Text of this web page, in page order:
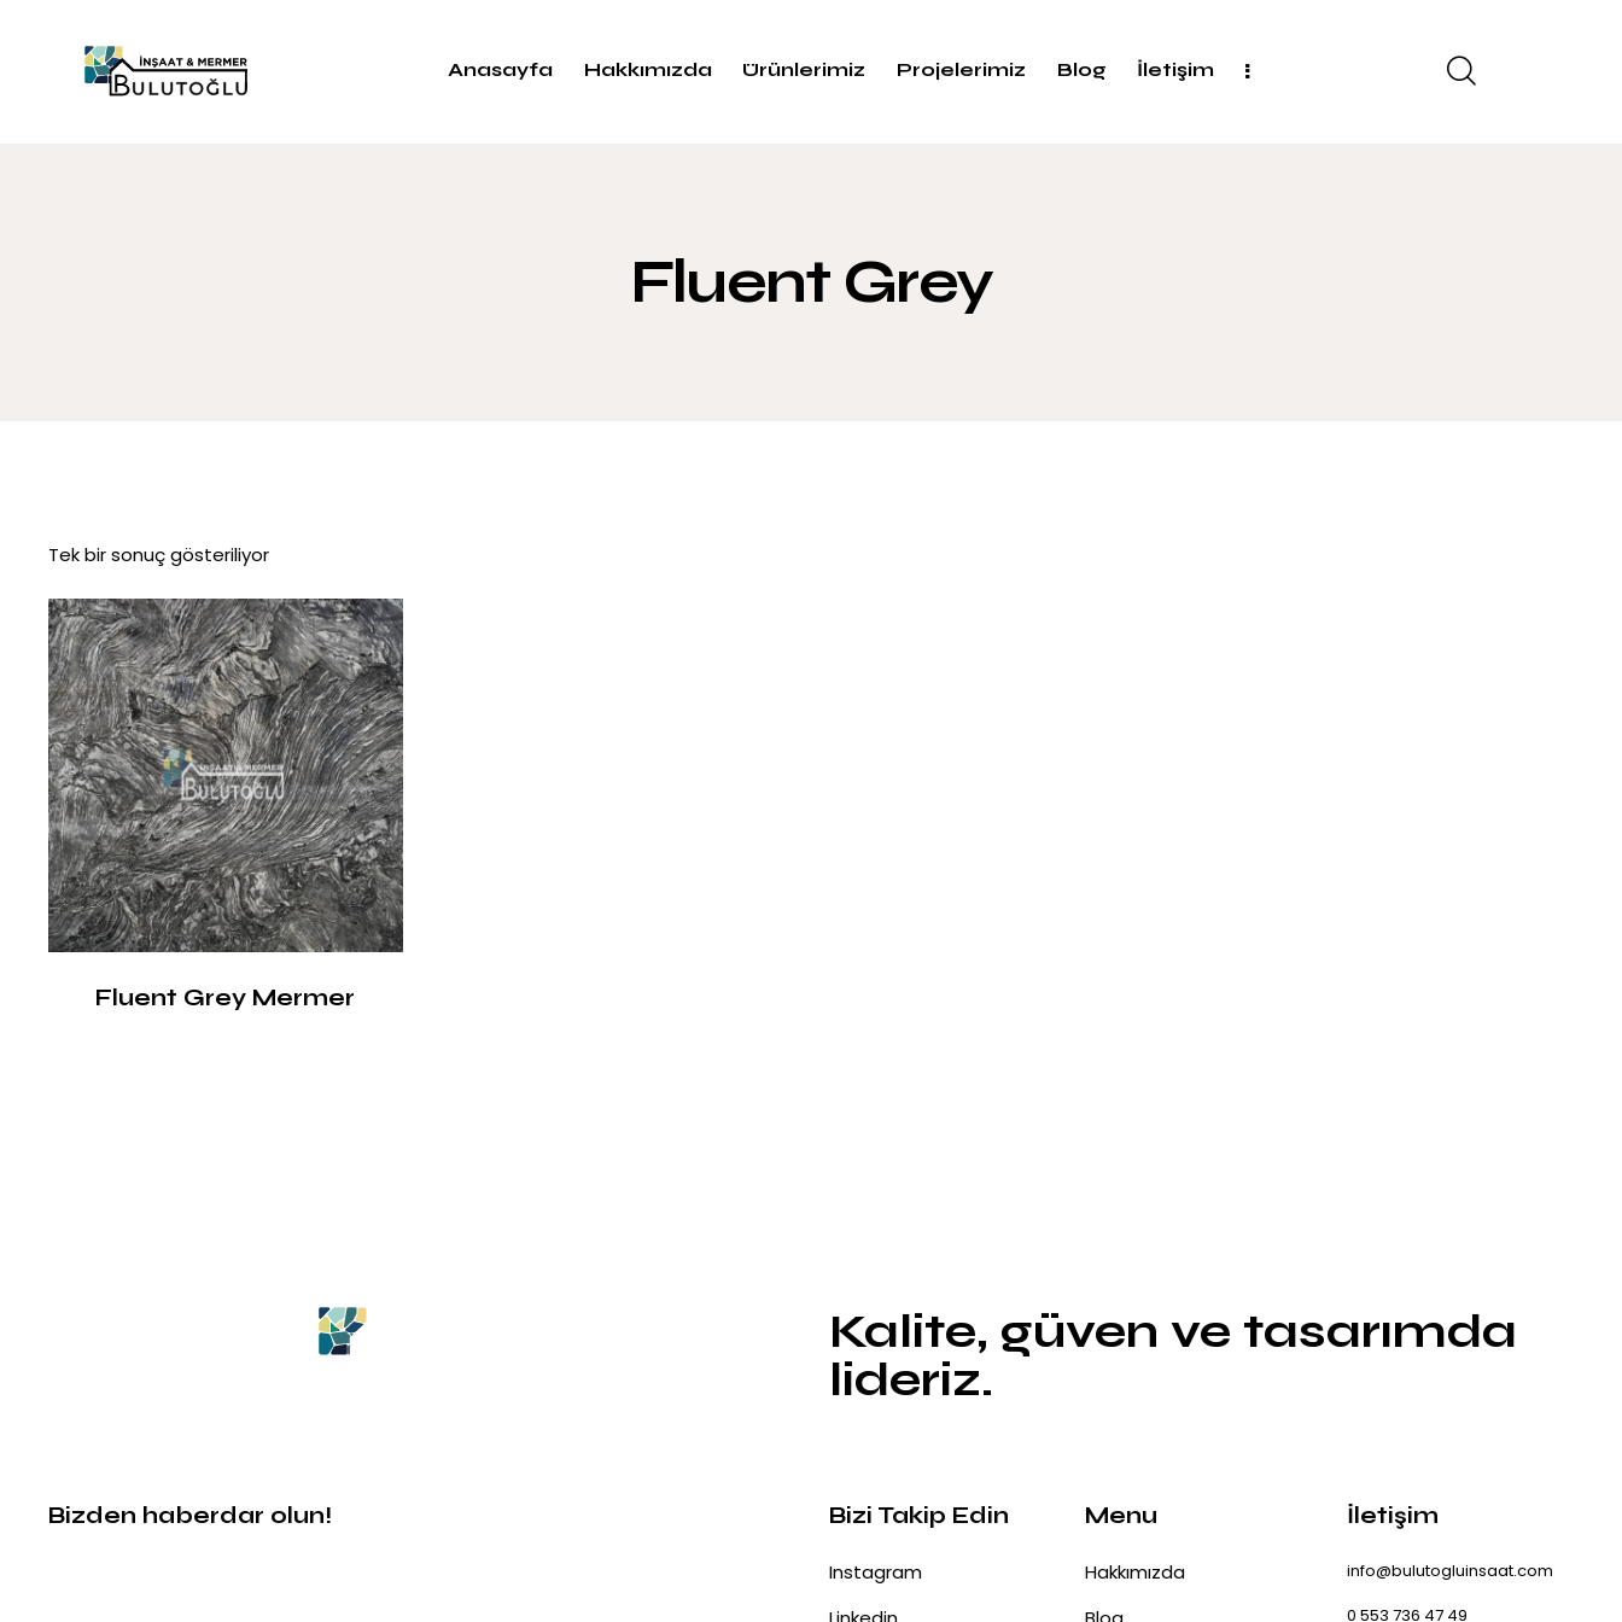
Anasayfa Hakkımızda Ürünlerimiz Projelerimiz Blog İletişim
Fluent Grey
Tek bir sonuç gösteriliyor
Fluent Grey Mermer
Kalite, güven ve tasarımda
lideriz.
Bizden haberdar olun! Bizi Takip Edin
Instagram
Menu
Hakkımızda
İletişim
info@bulutogluinsaat.com
0 553 736 47 49